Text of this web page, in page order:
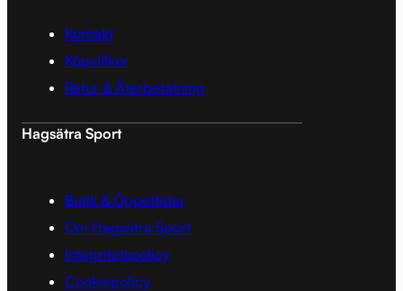
Kontakt
Köpvillkor
Retur & Återbetalning
Hagsätra Sport
Butik & Öppettider
Om Hagsätra Sport
Integritetspolicy
Cookiepolicy